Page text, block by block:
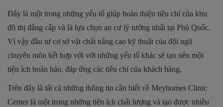
Đây là một trong những yếu tố giúp hoàn thiện tiêu chí của khu
đô thị đẳng cấp và là lựa chọn an cư lý tưởng nhất tại Phú Quốc.
Vì vậy đầu tư cơ sở vật chất nâng cao kỹ thuật của đội ngũ
chuyên môn kết hợp với với những yếu tố khác sẽ tạo nên một
tiện ích hoàn hảo, đáp ứng các tiêu chí của khách hàng.
Trên đây là tất cả những thông tin cần biết về Meyhomes Clinic
Center là một trong những tiện ích chất lượng và tạo được nhiều